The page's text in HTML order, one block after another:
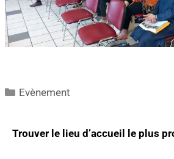
Evènement
Trouver le lieu d’accueil le plus